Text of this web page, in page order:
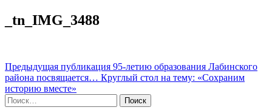
_tn_IMG_3488
Навигация
по
записям
Предыдущая публикация 95-летию образования Лабинского
района посвящается… Круглый стол на тему: «Сохраним
историю вместе»
Найти: